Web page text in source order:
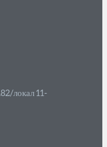
локал 11-